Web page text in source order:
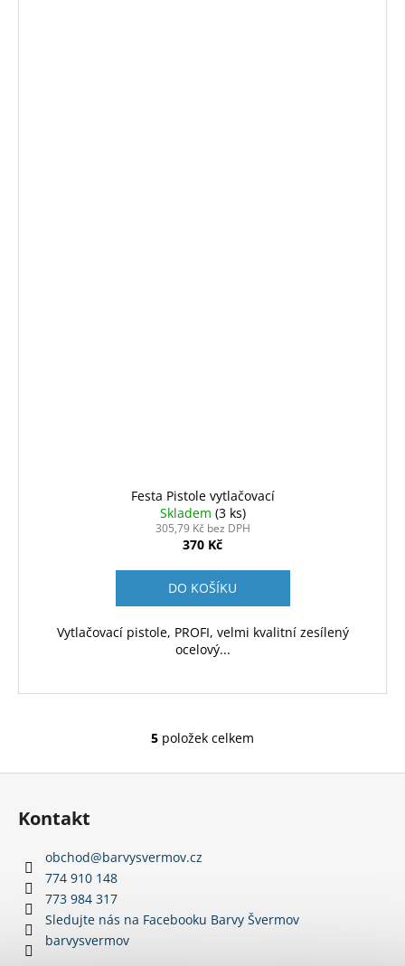
Festa Pistole vytlačovací
Skladem (3 ks)
305,79 Kč bez DPH
370 Kč
DO KOŠÍKU
Vytlačovací pistole, PROFI, velmi kvalitní zesílený
ocelový...
O
c
r
5 položek celkem
Kontakt
obchod@barvysvermov.cz
774 910 148
773 984 317
Sledujte nás na Facebooku Barvy Švermov
barvysvermov